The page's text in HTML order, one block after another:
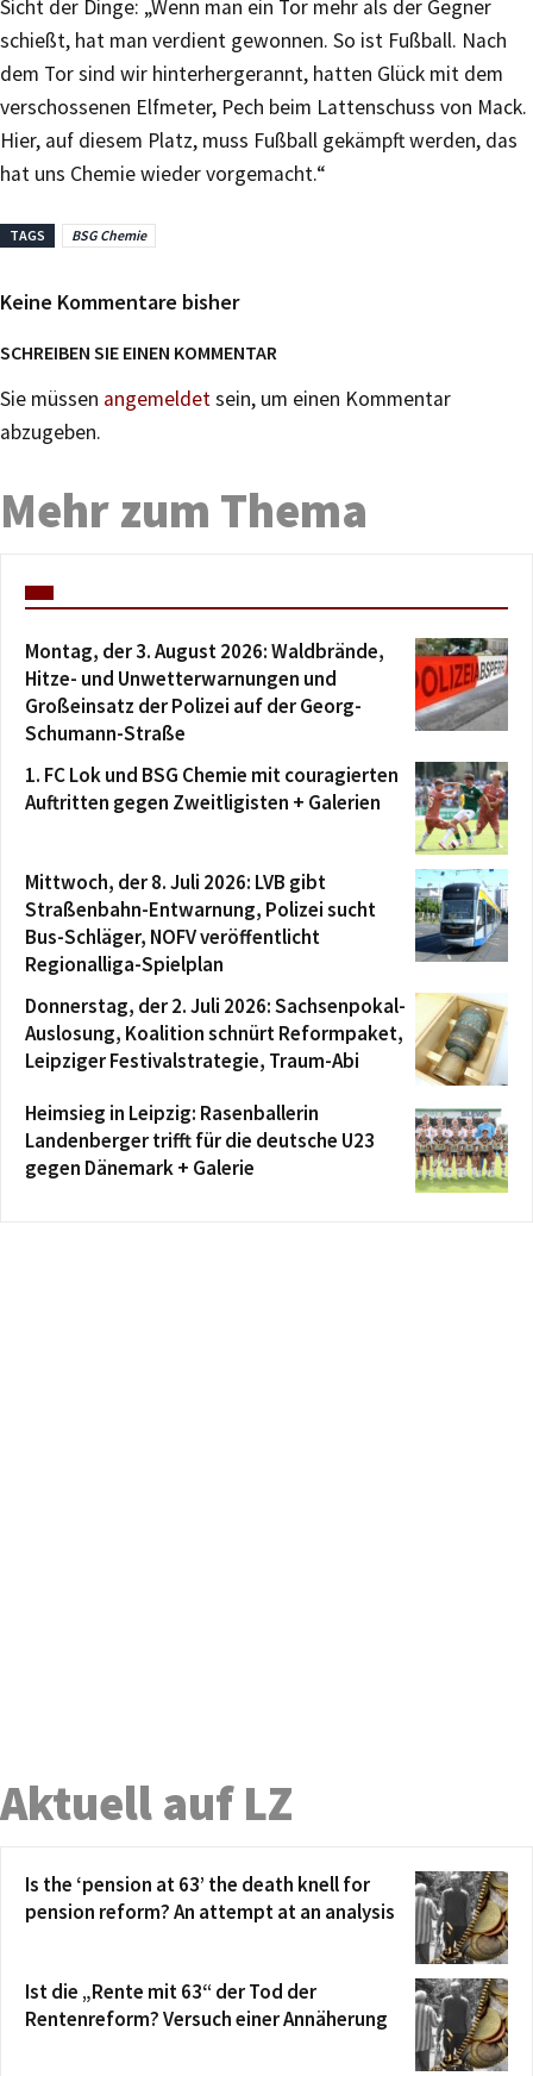
Sicht der Dinge: „Wenn man ein Tor mehr als der Gegner
schießt, hat man verdient gewonnen. So ist Fußball. Nach
dem Tor sind wir hinterhergerannt, hatten Glück mit dem
verschossenen Elfmeter, Pech beim Lattenschuss von Mack.
Hier, auf diesem Platz, muss Fußball gekämpft werden, das
hat uns Chemie wieder vorgemacht.“
TAGS BSG Chemie
Keine Kommentare bisher
SCHREIBEN SIE EINEN KOMMENTAR
Sie müssen angemeldetsein, um einen Kommentar
abzugeben.
Mehr zum Thema
Montag, der 3. August 2026: Waldbrände,
Hitze- und Unwetterwarnungen und
Großeinsatz der Polizei auf der Georg-
Schumann-Straße
1. FC Lok und BSG Chemie mit couragierten
Auftritten gegen Zweitligisten + Galerien
Mittwoch, der 8. Juli 2026: LVB gibt
Straßenbahn-Entwarnung, Polizei sucht
Bus-Schläger, NOFV veröffentlicht
Regionalliga-Spielplan
Donnerstag, der 2. Juli 2026: Sachsenpokal-
Auslosung, Koalition schnürt Reformpaket,
Leipziger Festivalstrategie, Traum-Abi
Heimsieg in Leipzig: Rasenballerin
Landenberger trifft für die deutsche U23
gegen Dänemark + Galerie
Aktuell auf LZ
Is the ‘pension at 63’ the death knell for
pension reform? An attempt at an analysis
Ist die „Rente mit 63“ der Tod der
Rentenreform? Versuch einer Annäherung